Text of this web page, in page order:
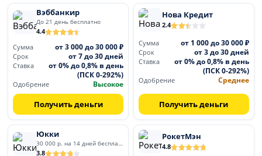
Вэббанкир
До 21 день бесплатно
4.4
Сумма
от 3 000 до 30 000 ₽
Срок от 7 до 30 дней
Ставка
от 0% до 0,8% в день
(ПСК 0-292%)
Одобрение Высокое
Получить деньги
Нова Кредит
2.4
Сумма от 1 000 до 30 000 ₽
Срок от 3 до 30 дней
Ставка
от 0% до 0,8% в день
(ПСК 0-292%)
Одобрение Среднее
Получить деньги
Юкки
30 000 р. на 14 дней бесплатно
3.8
РокетМэн
4.8